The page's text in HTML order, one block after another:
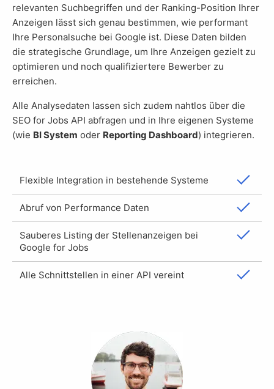
relevanten Suchbegriffen und der Ranking-Position Ihrer
Anzeigen lässt sich genau bestimmen, wie performant
Ihre Personalsuche bei Google ist. Diese Daten bilden
die strategische Grundlage, um Ihre Anzeigen gezielt zu
optimieren und noch qualifiziertere Bewerber zu
erreichen.
Alle Analysedaten lassen sich zudem nahtlos über die
SEO for Jobs API abfragen und in Ihre eigenen Systeme
(wie BI System oder Reporting Dashboard) integrieren.
Flexible Integration in bestehende Systeme
Abruf von Performance Daten
Sauberes Listing der Stellenanzeigen bei
Google for Jobs
Alle Schnittstellen in einer API vereint